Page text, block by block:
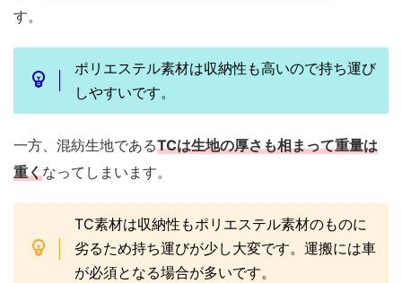
す。
ポリエステル素材は収納性も高いので持ち運び
しやすいです。
一方、混紡生地であるTCは生地の厚さも相まって重量は
重くなってしまいます。
TC素材は収納性もポリエステル素材のものに
劣るため持ち運びが少し大変です。運搬には車
が必須となる場合が多いです。